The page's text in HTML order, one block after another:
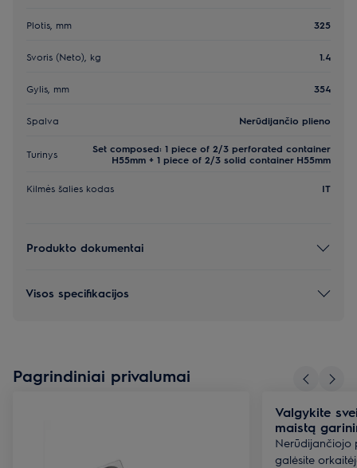
Plotis, mm 325
Svoris (Neto), kg 1.4
Gylis, mm 354
Spalva Nerūdijančio plieno
Turinys
Set composed: 1 piece of 2/3 perforated container
H55mm + 1 piece of 2/3 solid container H55mm
Kilmės šalies kodas IT
Produkto dokumentai
Visos specifikacijos
Pagrindiniai privalumai
Valgykite
maistą
Nerūdijančiojo
galėsite